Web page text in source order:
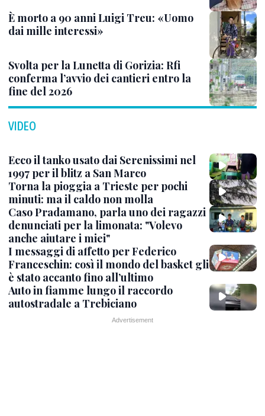
È morto a 90 anni Luigi Treu: «Uomo
dai mille interessi»
Svolta per la Lunetta di Gorizia: Rfi
conferma l’avvio dei cantieri entro la
fine del 2026
VIDEO
Ecco il tanko usato dai Serenissimi nel
1997 per il blitz a San Marco
Torna la pioggia a Trieste per pochi
minuti: ma il caldo non molla
Caso Pradamano, parla uno dei ragazzi
denunciati per la limonata: "Volevo
anche aiutare i miei"
I messaggi di affetto per Federico
Franceschin: così il mondo del basket gli
è stato accanto fino all’ultimo
Auto in fiamme lungo il raccordo
autostradale a Trebiciano